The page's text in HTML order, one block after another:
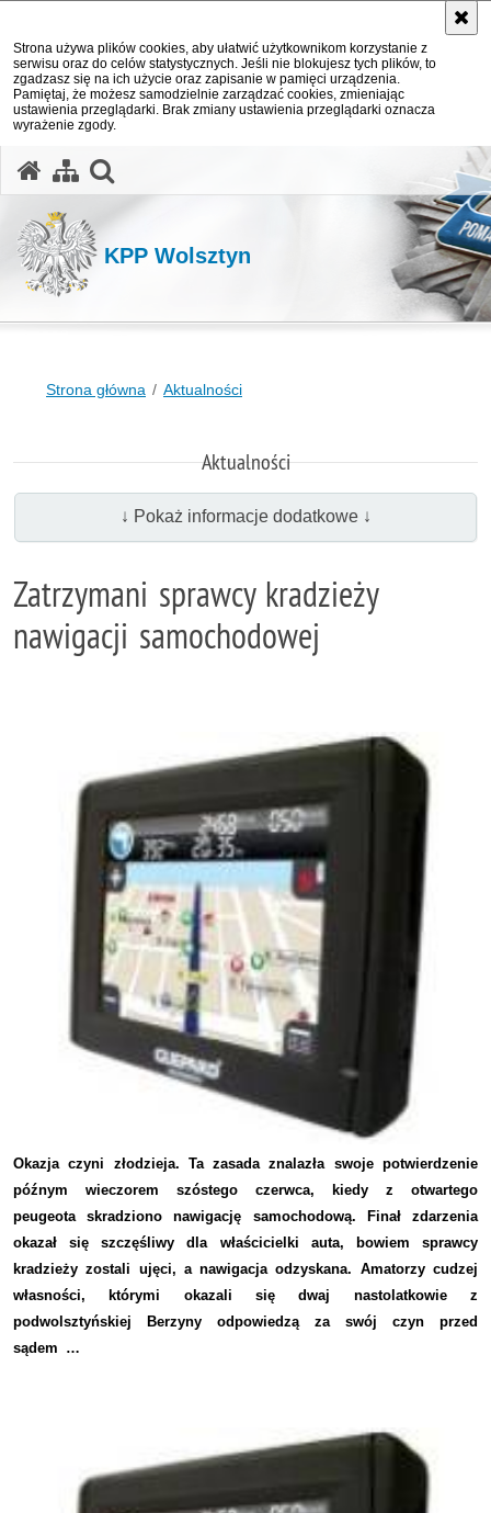
Strona używa plików cookies, aby ułatwić użytkownikom korzystanie z
serwisu oraz do celów statystycznych. Jeśli nie blokujesz tych plików, to
zgadzasz się na ich użycie oraz zapisanie w pamięci urządzenia.
Pamiętaj, że możesz samodzielnie zarządzać cookies, zmieniając
ustawienia przeglądarki. Brak zmiany ustawienia przeglądarki oznacza
wyrażenie zgody.
KPP Wolsztyn
Strona główna Aktualności
Aktualności
↓ Pokaż informacje dodatkowe ↓
Zatrzymani sprawcy kradzieży
nawigacji samochodowej
Okazja czyni złodzieja. Ta zasada znalazła swoje potwierdzenie
późnym wieczorem szóstego czerwca, kiedy z otwartego
peugeota skradziono nawigację samochodową. Finał zdarzenia
okazał się szczęśliwy dla właścicielki auta, bowiem sprawcy
kradzieży zostali ujęci, a nawigacja odzyskana. Amatorzy cudzej
własności, którymi okazali się dwaj nastolatkowie z
podwolsztyńskiej Berzyny odpowiedzą za swój czyn przed
sądem …